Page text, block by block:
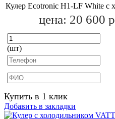
Кулер Ecotronic H1-LF White с
цена: 20 600
(шт)
Купить в 1 клик
Добавить в закладки